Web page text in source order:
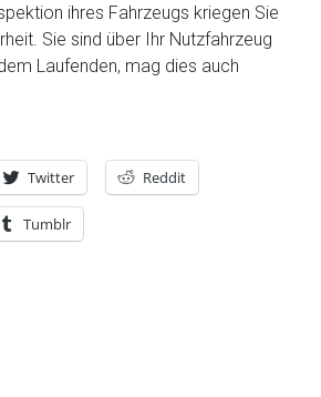
ihres Fahrzeugs kriegen Sie
Sie sind über Ihr Nutzfahrzeug
Laufenden, mag dies auch
Twitter Reddit
Tumblr